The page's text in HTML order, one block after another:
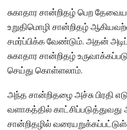
சுகாதார சான்றிதழ் பெற
உறுதிமொழி சான்றிதழ்
சமர்ப்பிக்க வேண்டும். அதன்
சுகாதார சான்றிதழ்
செய்து கொள்ளலாம்.
அந்த சான்றிதழை அச்சு பிரதி
வளாகத்தில் காட்சிப்படுத்துவது
சான்றிதழில்